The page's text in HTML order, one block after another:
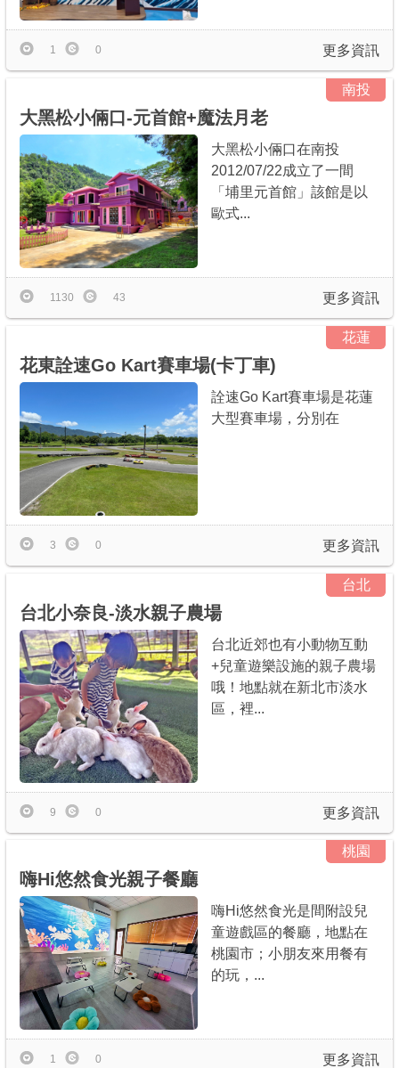
更多資訊
1 0
南投
大黑松小倆口-元首館+魔法月老
大黑松小倆口在南投
2012/07/22成立了一間
「埔里元首館」該館是以
歐式...
更多資訊
1130 43
花蓮
花東詮速Go Kart賽車場(卡丁車)
詮速Go Kart賽車場是花蓮
大型賽車場，分別在
更多資訊
3 0
台北
台北小奈良-淡水親子農場
台北近郊也有小動物互動
+兒童遊樂設施的親子農場
哦！地點就在新北市淡水
區，裡...
更多資訊
9 0
桃園
嗨Hi悠然食光親子餐廳
嗨Hi悠然食光是間附設兒
童遊戲區的餐廳，地點在
桃園市；小朋友來用餐有
的玩，...
更多資訊
1 0